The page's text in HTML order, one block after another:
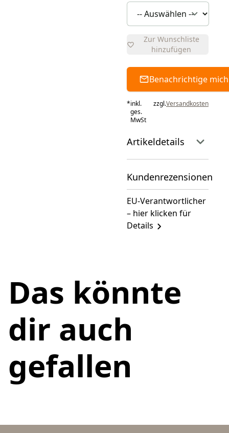
Zur Wunschliste
hinzufügen
Benachrichtige mich
*inkl.
ges.
MwSt
zzgl.Versandkosten
Artikeldetails
Kundenrezensionen
EU-Verantwortlicher
– hier klicken für
Details
Das könnte
dir auch
gefallen